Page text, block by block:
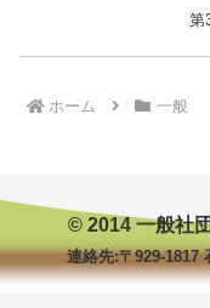
第
ホーム 一般
© 2014 一般社
連絡先:〒929-1817